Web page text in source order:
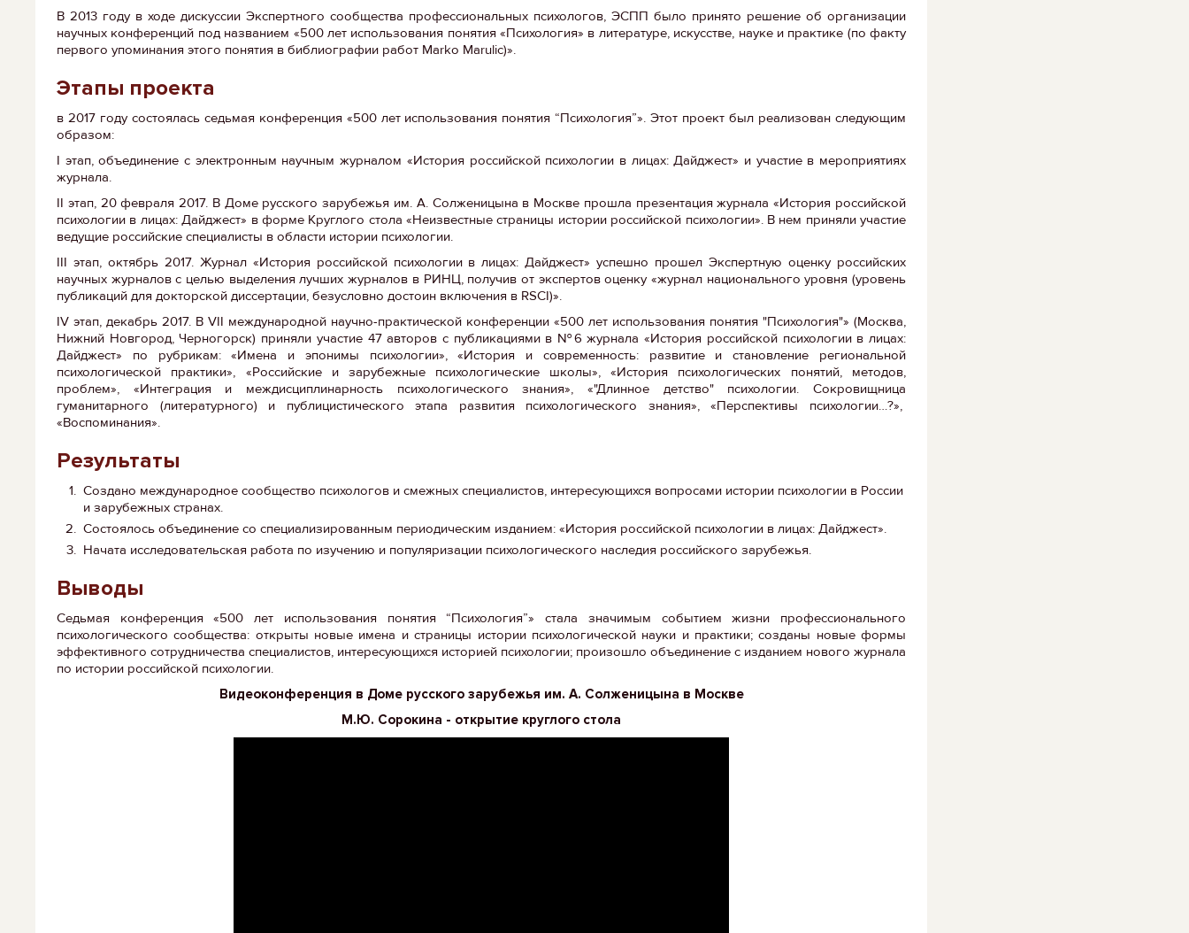
В 2013 году в ходе дискуссии Экспертного сообщества профессиональных психологов, ЭСПП было принято решение об организации
научных конференций под названием «500 лет использования понятия «Психология» в литературе, искусстве, науке и практике (по факту
первого упоминания этого понятия в библиографии работ Marko Marulic)».
Этапы проекта
в 2017 году состоялась седьмая конференция «500 лет использования понятия “Психология”». Этот проект был реализован следующим
образом:
I этап, объединение с электронным научным журналом «История российской психологии в лицах: Дайджест» и участие в мероприятиях
журнала.
II этап, 20 февраля 2017. В Доме русского зарубежья им. А. Солженицына в Москве прошла презентация журнала «История российской
психологии в лицах: Дайджест» в форме Круглого стола «Неизвестные страницы истории российской психологии». В нем приняли участие
ведущие российские специалисты в области истории психологии.
III этап, октябрь 2017. Журнал «История российской психологии в лицах: Дайджест» успешно прошел Экспертную оценку российских
научных журналов с целью выделения лучших журналов в РИНЦ, получив от экспертов оценку «журнал национального уровня (уровень
публикаций для докторской диссертации, безусловно достоин включения в RSCI)».
IV этап, декабрь 2017. B VII международной научно-практической конференции «500 лет использования понятия "Психология"» (Москва,
Нижний Новгород, Черногорск) приняли участие 47 авторов с публикациями в №6 журнала «История российской психологии в лицах:
Дайджест» по рубрикам: «Имена и эпонимы психологии», «История и современность: развитие и становление региональной
психологической практики», «Российские и зарубежные психологические школы», «История психологических понятий, методов,
проблем», «Интеграция и междисциплинарность психологического знания», «"Длинное детство" психологии. Сокровищница
гуманитарного (литературного) и публицистического этапа развития психологического знания», «Перспективы психологии…?»,
«Воспоминания».
Результаты
Создано международное сообщество психологов и смежных специалистов, интересующихся вопросами истории психологии в России
и зарубежных странах.
Состоялось объединение со специализированным периодическим изданием: «История российской психологии в лицах: Дайджест».
Начата исследовательская работа по изучению и популяризации психологического наследия российского зарубежья.
Выводы
Седьмая конференция «500 лет использования понятия “Психология”» стала значимым событием жизни профессионального
психологического сообщества: открыты новые имена и страницы истории психологической науки и практики; созданы новые формы
эффективного сотрудничества специалистов, интересующихся историей психологии; произошло объединение с изданием нового журнала
по истории российской психологии.
Видеоконференция в Доме русского зарубежья им. А. Солженицына в Москве
М.Ю. Сорокина - открытие круглого стола